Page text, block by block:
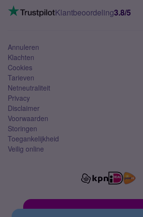
Mobiel abonnement
VoLTE 4G bellenKlantbeoordeling3.8/5
Annuleren
Klachten
Cookies
Tarieven
Netneutraliteit
Privacy
Disclaimer
Voorwaarden
Storingen
Toegankelijkheid
Veilig online